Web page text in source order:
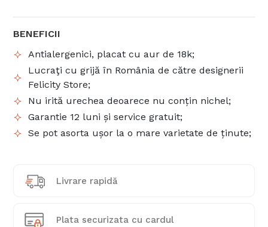
BENEFICII
Antialergenici, placat cu aur de 18k;
Lucraţi cu grijă în România de către designerii
Felicity Store;
Nu irită urechea deoarece nu conțin nichel;
Garantie 12 luni și service gratuit;
Se pot asorta ușor la o mare varietate de ținute;
Livrare rapidă
Plata securizata cu cardul